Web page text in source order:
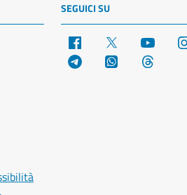
SEGUICI SU
Facebook
Telegram WhatsApp